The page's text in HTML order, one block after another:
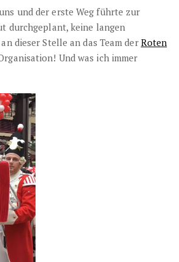
und der erste Weg führte zur
durchgeplant, keine langen
dieser Stelle an das Team derRoten
Und was ich immer